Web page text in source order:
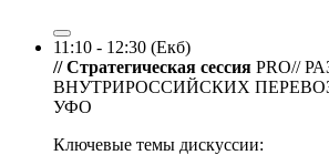
11:10 - 12:30 (Екб)
// Стратегическая сессия PRO//
ВНУТРИРОССИЙСКИХ
УФО
Ключевые темы дискуссии: